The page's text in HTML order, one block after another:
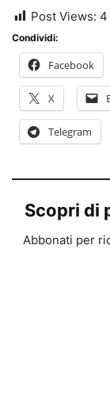
Post Views: 4
Condividi:
Facebook
X
Telegram
Scopri di
Abbonati per